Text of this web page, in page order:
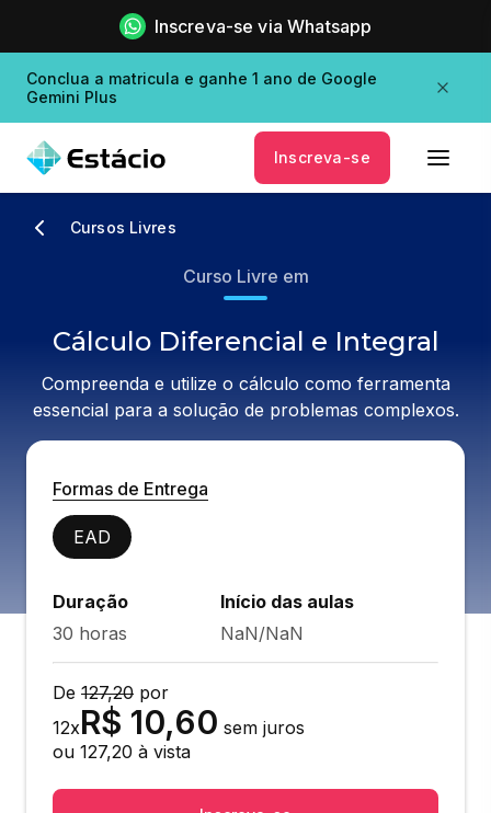
Inscreva-se via Whatsapp
Conclua a matricula e ganhe 1 ano de Google
Gemini Plus
Inscreva-se
Cursos Livres
Curso Livre em
Cálculo Diferencial e Integral
Compreenda e utilize o cálculo como ferramenta
essencial para a solução de problemas complexos.
Formas de Entrega
EAD
Duração
30 horas
Início das aulas
NaN/NaN
De 127,20 por
12xR$ 10,60 sem juros
ou 127,20 à vista